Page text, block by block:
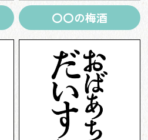
〇〇の梅酒